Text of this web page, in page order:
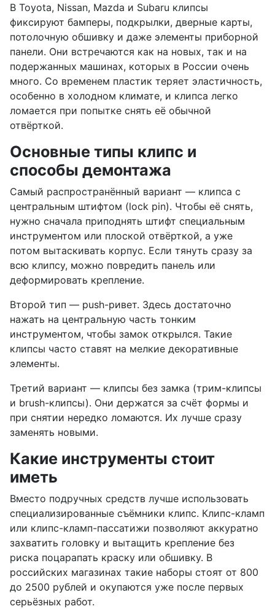
В Toyota, Nissan, Mazda и Subaru клипсы
фиксируют бамперы, подкрылки, дверные карты,
потолочную обшивку и даже элементы приборной
панели. Они встречаются как на новых, так и на
подержанных машинах, которых в России очень
много. Со временем пластик теряет эластичность,
особенно в холодном климате, и клипса легко
ломается при попытке снять её обычной
отвёрткой.
Основные типы клипс и
способы демонтажа
Самый распространённый вариант — клипса с
центральным штифтом (lock pin). Чтобы её снять,
нужно сначала приподнять штифт специальным
инструментом или плоской отвёрткой, а уже
потом вытаскивать корпус. Если тянуть сразу за
всю клипсу, можно повредить панель или
деформировать крепление.
Второй тип — push-ривет. Здесь достаточно
нажать на центральную часть тонким
инструментом, чтобы замок открылся. Такие
клипсы часто ставят на мелкие декоративные
элементы.
Третий вариант — клипсы без замка (трим-клипсы
и brush-клипсы). Они держатся за счёт формы и
при снятии нередко ломаются. Их лучше сразу
заменять новыми.
Какие инструменты стоит
иметь
Вместо подручных средств лучше использовать
специализированные съёмники клипс. Клипс-кламп
или клипс-кламп-пассатижи позволяют аккуратно
захватить головку и вытащить крепление без
риска поцарапать краску или обшивку. В
российских магазинах такие наборы стоят от 800
до 2500 рублей и окупаются уже после первых
серьёзных работ.